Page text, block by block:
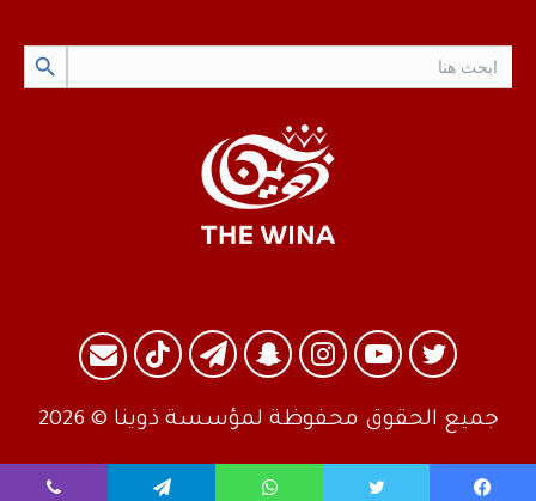
Search
Search Button
تويتر يوتيوبانستقرام
سنابتيلقرامTikTokالبريد
جميع الحقوق محفوظة لمؤسسة ذوينا © 2026